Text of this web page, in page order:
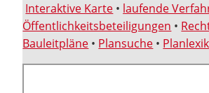
Interaktive Karte • laufende
Öffentlichkeitsbeteiligungen •
Bauleitpläne • Plansuche •